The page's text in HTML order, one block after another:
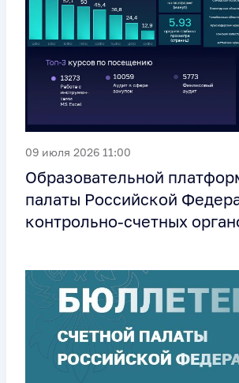
09 июля 2026 11:00
Образовательной
палаты Российской
контрольно-счетных